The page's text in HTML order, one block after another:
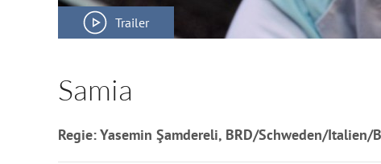
Trailer
Samia
Regie: Yasemin Şamdereli, BRD/Schweden/